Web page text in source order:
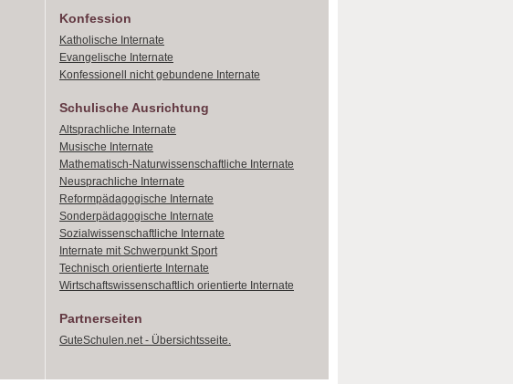
Konfession
Katholische Internate
Evangelische Internate
Konfessionell nicht gebundene Internate
Schulische Ausrichtung
Altsprachliche Internate
Musische Internate
Mathematisch-Naturwissenschaftliche Internate
Neusprachliche Internate
Reformpädagogische Internate
Sonderpädagogische Internate
Sozialwissenschaftliche Internate
Internate mit Schwerpunkt Sport
Technisch orientierte Internate
Wirtschaftswissenschaftlich orientierte Internate
Partnerseiten
GuteSchulen.net - Übersichtsseite.